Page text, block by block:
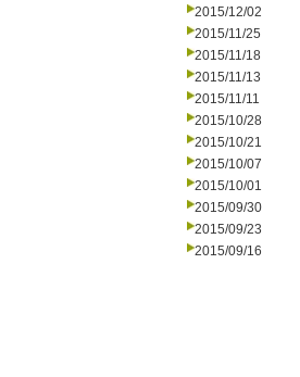
2015/12/02
2015/11/25
2015/11/18
2015/11/13
2015/11/11
2015/10/28
2015/10/21
2015/10/07
2015/10/01
2015/09/30
2015/09/23
2015/09/16